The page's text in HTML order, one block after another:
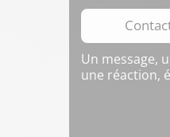
Un message,
une réaction,